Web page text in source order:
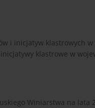
i inicjatyw klastrowych
klastrowe w
Winiarstwa na lata